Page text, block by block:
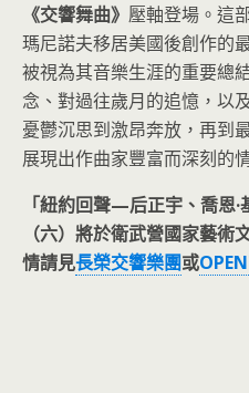
《交響舞曲》 壓軸登場。這
瑪尼諾夫移居美國後創作的
被視為其音樂生涯的重要總
念、對過往歲月的追憶，以
憂鬱沉思到激昂奔放，再到
展現出作曲家豐富而深刻的
「紐約回聲—后正宇、喬恩·
（六）將於衛武營國家藝
情請見長榮交響樂團或